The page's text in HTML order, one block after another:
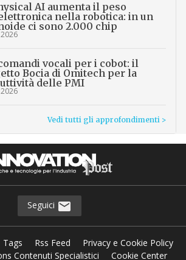
AI aumenta il peso
nella robotica: in un
ci sono 2.000 chip
vocali per i cobot: il
Bocia di Omitech per la
delle PMI
Vedi tutti gli approfondimenti >
Seguici
Tags Rss Feed
Privacy e Cookie Policy
Contenuti Specialistici
Cookie Center